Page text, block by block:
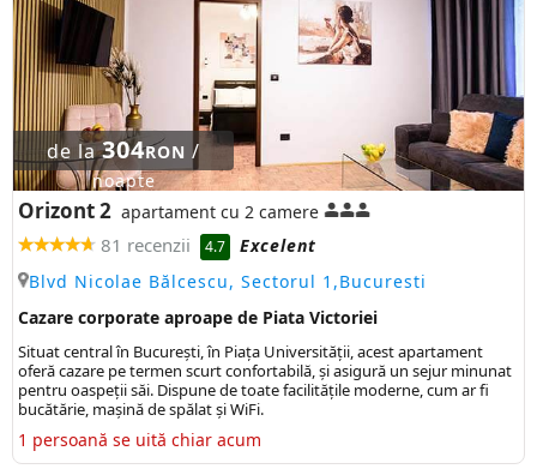
de la304RON /
noapte
Orizont 2 apartament cu 2 camere
81 recenzii 4.7
Excelent
Blvd Nicolae Bălcescu, Sectorul 1,Bucuresti
Cazare corporate aproape de Piata Victoriei
Situat central în București, în Piața Universității, acest apartament
oferă cazare pe termen scurt confortabilă, și asigură un sejur minunat
pentru oaspeții săi. Dispune de toate facilitățile moderne, cum ar fi
bucătărie, mașină de spălat și WiFi.
1 persoană se uită chiar acum